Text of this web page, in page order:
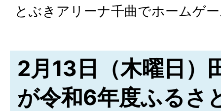
とぶきアリーナ千曲でホームゲ
2月13日（木曜日）
が令和6年度ふるさ